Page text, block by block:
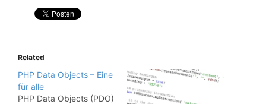
Related
PHP Data Objects – Eine
für alle
PHP Data Objects (PDO)